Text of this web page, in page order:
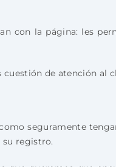
con la página: les
de atención al
seguramente
su registro.